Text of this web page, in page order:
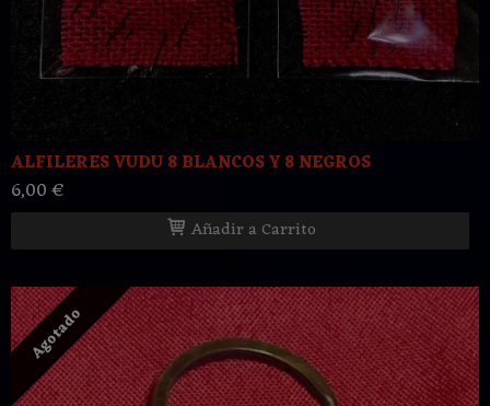
ALFILERES VUDU 8 BLANCOS Y 8 NEGROS
6,00 €
Añadir a Carrito
Agotado